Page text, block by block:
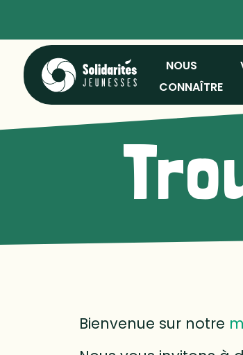
NOUS
CONNAÎTRE
Bienvenue sur notre